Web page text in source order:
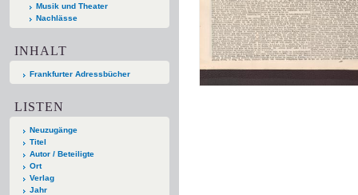
Musik und Theater
Nachlässe
INHALT
Frankfurter Adressbücher
LISTEN
Neuzugänge
Titel
Autor / Beteiligte
Ort
Verlag
Jahr